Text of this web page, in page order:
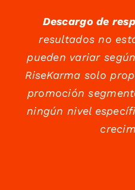
Descargo de
resultados no
pueden variar
RiseKarma solo
promoción
ningún nivel